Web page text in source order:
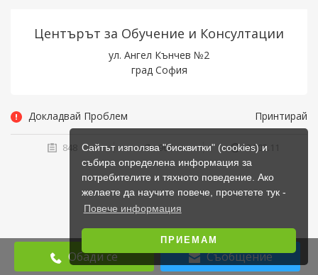
Сайтът използва "бисквитки" (cookies) и
събира определена информация за
потребителите и тяхното поведение. Ако
желаете да научите повече, прочетете тук -
Повече информация
ПРИЕМАМ
Центърът за Обучение и Консултации
ул. Ангел Кънчев №2
град София
Обади се Съобщение
Докладвай Проблем Принтирай
848 966 04.05.11